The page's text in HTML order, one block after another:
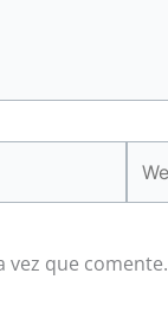
vez que comente.